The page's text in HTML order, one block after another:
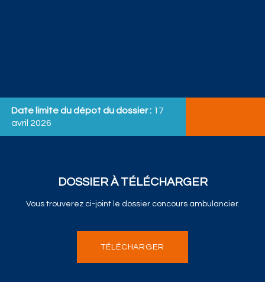
Date limite du dépot du dossier : 17
avril 2026
DOSSIER À TÉLÉCHARGER
Vous trouverez ci-joint le dossier concours ambulancier.
TÉLÉCHARGER